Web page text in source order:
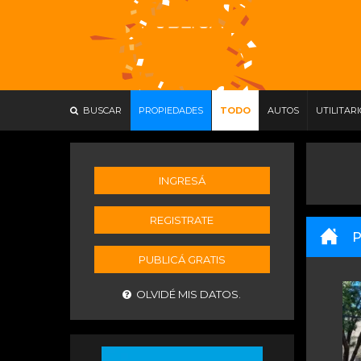
BUSCAR PROPIEDADES TODO AUTOS
INGRESÁ
REGISTRATE
PUBLICÁ GRATIS
OLVIDÉ MIS DATOS.